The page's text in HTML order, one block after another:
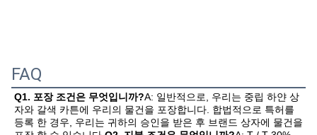
FAQ
Q1. 포장 조건은 무엇입니까?A: 일반적으로, 우리는 중립 하얀 상
자와 갈색 카튼에 우리의 물건을 포장합니다. 합법적으로 특허를
등록 한 경우, 우리는 귀하의 승인을 받은 후 브랜드 상자에 물건을